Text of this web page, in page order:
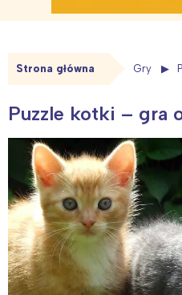
Strona główna Gry
Puzzle kotki – gra